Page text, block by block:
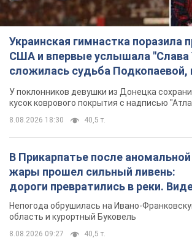
Украинская гимнастка поразила
США и впервые услышала "Слава
сложилась судьба Подкопаевой,
лет назад завоевала "золото"
У поклонников девушки из Донецка
кусок коврового покрытия с надписью
8.08.2026 18:30 40,5 т.
В Прикарпатье после аномальной
жары прошел сильный ливень:
дороги превратились в реки.
Непогода обрушилась на Ивано-
область и курортный Буковель
8.08.2026 09:27 40,5 т.